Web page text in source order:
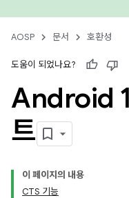
AOSP 문서 호환성
도움이 되었나요?
Android
트
이 페이지의 내용
CTS 기능